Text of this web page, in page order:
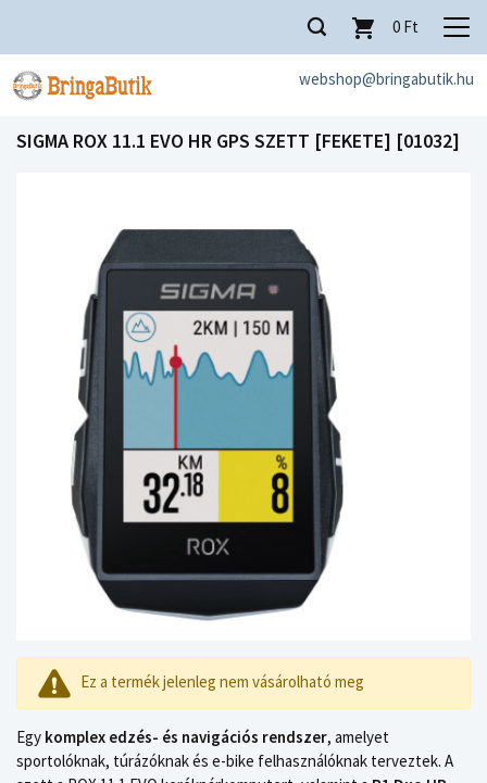
webshop@bringabutik.hu
0 Ft
SIGMA ROX 11.1 EVO HR GPS SZETT [FEKETE] [01032]
Ez a termék jelenleg nem vásárolható meg
Egy komplex edzés- és navigációs rendszer, amelyet
sportolóknak, túrázóknak és e-bike felhasználóknak terveztek. A